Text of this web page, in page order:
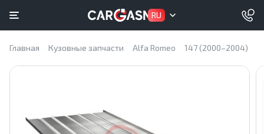
RU
Главная Кузовные запчасти Alfa Romeo 147 (2000–2004)